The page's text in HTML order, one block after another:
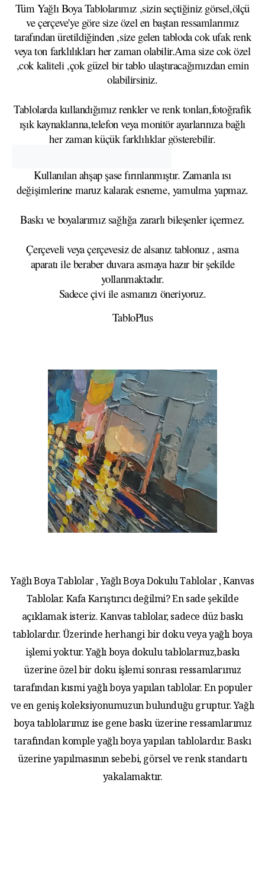
Tüm Yağlı Boya Tablolarımız ,sizin seçtiğiniz görsel,ölçü
ve çerçeve'ye göre size özel en baştan ressamlarımız
tarafından üretildiğinden ,size gelen tabloda cok ufak renk
veya ton farklılıkları her zaman olabilir.Ama size cok özel
,cok kaliteli ,çok güzel bir tablo ulaştıracağımızdan emin
olabilirsiniz.
Tablolarda kullandığımız renkler ve renk tonları,fotoğrafik
ışık kaynaklarına,telefon veya monitör ayarlarınıza bağlı
her zaman küçük farklılıklar gösterebilir.
Kullanılan ahşap şase fırınlanmıştır. Zamanla ısı
değişimlerine maruz kalarak esneme, yamulma yapmaz.
Baskı ve boyalarımız sağlığa zararlı bileşenler içermez.
Çerçeveli veya çerçevesiz de alsanız tablonuz , asma
aparatı ile beraber duvara asmaya hazır bir şekilde
yollanmaktadır.
Sadece çivi ile asmanızı öneriyoruz.
TabloPlus
Yağlı Boya Tablolar , Yağlı Boya Dokulu Tablolar , Kanvas
Tablolar. Kafa Karıştırıcı değilmi? En sade şekilde
açıklamak isteriz. Kanvas tablolar, sadece düz baskı
tablolardır. Üzerinde herhangi bir doku veya yağlı boya
işlemi yoktur. Yağlı boya dokulu tablolarmız,baskı
üzerine özel bir doku işlemi sonrası ressamlarımız
tarafından kısmi yağlı boya yapılan tablolar. En populer
ve en geniş koleksiyonumuzun bulunduğu gruptur. Yağlı
boya tablolarımız ise gene baskı üzerine ressamlarımız
tarafından komple yağlı boya yapılan tablolardır. Baskı
üzerine yapılmasının sebebi, görsel ve renk standartı
yakalamaktır.